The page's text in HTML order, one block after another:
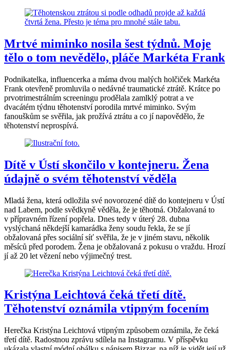
Mrtvé miminko nosila šest týdnů. Moje
tělo o tom nevědělo, pláče Markéta Frank
Podnikatelka, influencerka a máma dvou malých holčiček Markéta
Frank otevřeně promluvila o nedávné traumatické ztrátě. Krátce po
prvotrimestrálním screeningu prodělala zamlklý potrat a ve
dvacátém týdnu těhotenství porodila mrtvé miminko. Svým
fanouškům se svěřila, jak prožívá ztrátu a co jí napovědělo, že
těhotenství neprospívá.
Dítě v Ústí skončilo v kontejneru. Žena
údajně o svém těhotenství věděla
Mladá žena, která odložila své novorozené dítě do kontejneru v Ústí
nad Labem, podle svědkyně věděla, že je těhotná. Obžalovaná to
v přípravném řízení popřela. Dnes tedy v úterý 28. dubna
vyslýchaná někdejší kamarádka ženy soudu řekla, že se jí
obžalovaná přes sociální síť svěřila, že je v jiném stavu, několik
měsíců před porodem. Žena je obžalovaná z pokusu o vraždu. Hrozí
jí až 20 let vězení nebo výjimečný trest.
Kristýna Leichtová čeká třetí dítě.
Těhotenství oznámila vtipným focením
Herečka Kristýna Leichtová vtipným způsobem oznámila, že čeká
třetí dítě. Radostnou zprávu sdílela na Instagramu. V příspěvku